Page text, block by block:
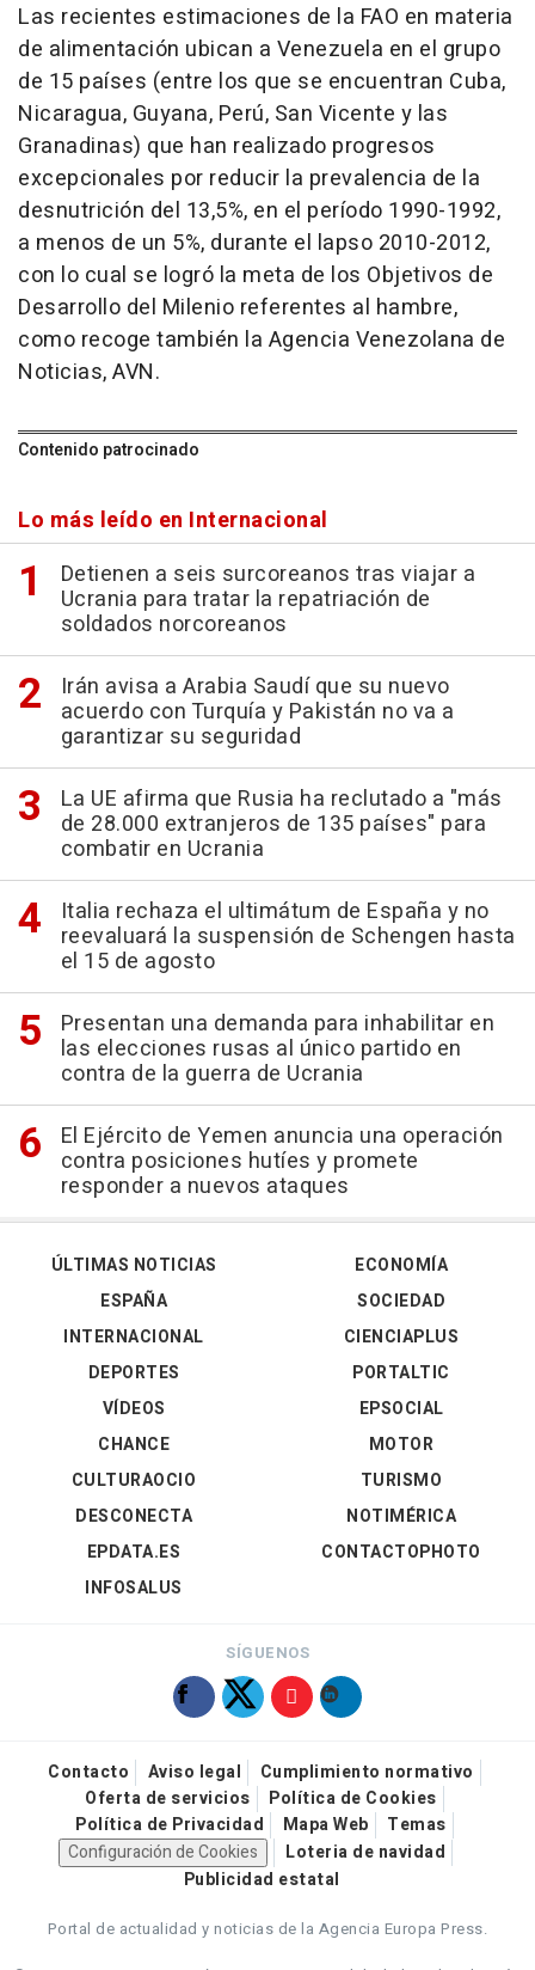
Las recientes estimaciones de la FAO en materia
de alimentación ubican a Venezuela en el grupo
de 15 países (entre los que se encuentran Cuba,
Nicaragua, Guyana, Perú, San Vicente y las
Granadinas) que han realizado progresos
excepcionales por reducir la prevalencia de la
desnutrición del 13,5%, en el período 1990-1992,
a menos de un 5%, durante el lapso 2010-2012,
con lo cual se logró la meta de los Objetivos de
Desarrollo del Milenio referentes al hambre,
como recoge también la Agencia Venezolana de
Noticias, AVN.
Contenido patrocinado
Lo más leído en Internacional
Detienen a seis surcoreanos tras viajar a
Ucrania para tratar la repatriación de
soldados norcoreanos
Irán avisa a Arabia Saudí que su nuevo
acuerdo con Turquía y Pakistán no va a
garantizar su seguridad
La UE afirma que Rusia ha reclutado a "más
de 28.000 extranjeros de 135 países" para
combatir en Ucrania
Italia rechaza el ultimátum de España y no
reevaluará la suspensión de Schengen hasta
el 15 de agosto
Presentan una demanda para inhabilitar en
las elecciones rusas al único partido en
contra de la guerra de Ucrania
El Ejército de Yemen anuncia una operación
contra posiciones hutíes y promete
responder a nuevos ataques
ÚLTIMAS NOTICIAS
ESPAÑA
INTERNACIONAL
DEPORTES
VÍDEOS
ECONOMÍA
SOCIEDAD
CIENCIAPLUS
PORTALTIC
EPSOCIAL
CHANCE
CULTURAOCIO
DESCONECTA
EPDATA.ES
INFOSALUS
MOTOR
TURISMO
NOTIMÉRICA
CONTACTOPHOTO
SÍGUENOS
Contacto Aviso legal
Cumplimiento normativo
Oferta de servicios
Política de Cookies
Política de Privacidad
Mapa Web
Temas
Configuración de Cookies
Loteria de navidad
Publicidad estatal
Portal de actualidad y noticias de la Agencia Europa Press.